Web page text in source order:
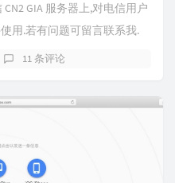
GIA 服务器上,对电信用户
用.若有问题可留言联系我.
11 条评论